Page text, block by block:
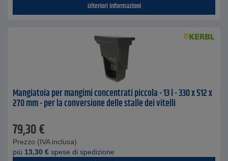
Ulteriori informazioni
Mangiatoia per mangimi concentrati piccola - 13 l - 330 x 512 x
270 mm - per la conversione delle stalle dei vitelli
79,30€
Prezzo (IVA inclusa)
piú 13,30 € spese di spedizione